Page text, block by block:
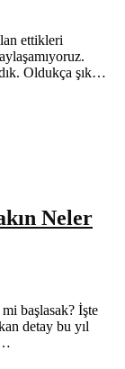
ettikleri
Oldukça şık…
Neler
başlasak? İşte
detay bu yıl